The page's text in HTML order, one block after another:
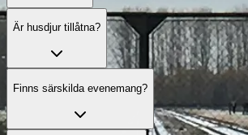
Är husdjur tillåtna?
Finns särskilda evenemang?